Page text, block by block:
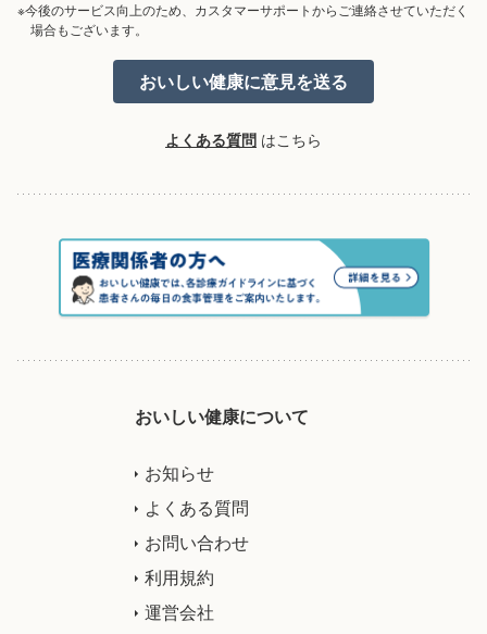
※今後のサービス向上のため、カスタマーサポートからご連絡させていただく
場合もございます。
よくある質問 はこちら
おいしい健康について
お知らせ
よくある質問
お問い合わせ
利用規約
運営会社